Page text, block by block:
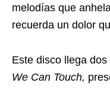
melodías que
recuerda un dolor
Este disco llega
We Can Touch,